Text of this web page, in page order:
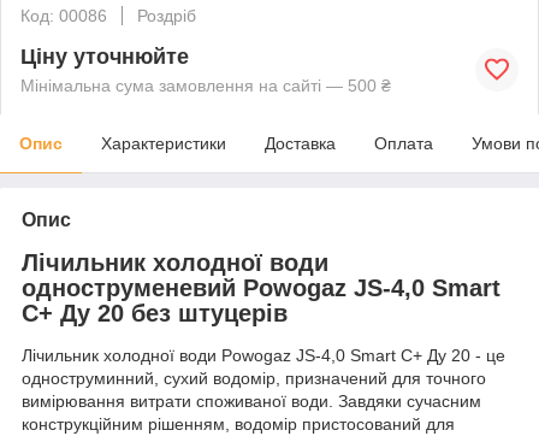
Код: 00086
Роздріб
Ціну уточнюйте
Мінімальна сума замовлення на сайті — 500 ₴
Опис Характеристики Доставка Оплата Умови
Опис
Лічильник холодної води
одноструменевий Powogaz JS-4,0 Smart
C+ Ду 20 без штуцерів
Лічильник холодної води Powogaz JS-4,0 Smart C+ Ду 20 - це
одноструминний, сухий водомір, призначений для точного
вимірювання витрати споживаної води. Завдяки сучасним
конструкційним рішенням, водомір пристосований для